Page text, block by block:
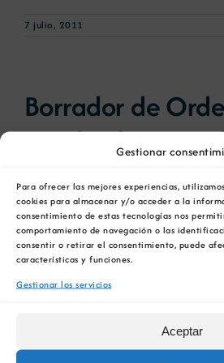
Gestionar
Para ofrecer las mejores experiencias,
cookies para almacenar y/o acceder a la
consentimiento de estas tecnologías nos
comportamiento de navegación o las
consentir o retirar el consentimiento, puede
características y funciones.
Gestionar los servicios
Aceptar
7 julio, 2011
Borrador de
regula el
de energía
muy baja
Proyecto de Orden por la que
aprovechamiento [...]